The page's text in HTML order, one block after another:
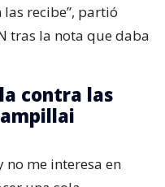
recibe”, partió
tras la nota que daba
contra las
no me interesa en